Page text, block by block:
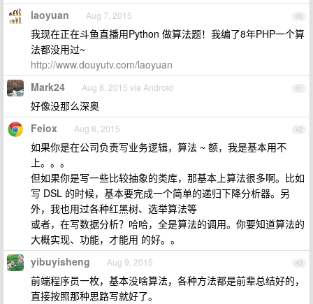
40
laoyuan Aug 7, 2015
我现在正在斗鱼直播用Python 做算法题！我编了8年PHP一个算
法都没用过~
http://www.douyutv.com/laoyuan
41
Mark24 Aug 8, 2015 via Android
好像没那么深奥
42
Feiox Aug 8, 2015
如果你是在公司负责写业务逻辑，算法 ~ 额，我是基本用不
上。。。
但如果你是写一些比较抽象的类库，那基本上算法很多啊。比如
写 DSL 的时候，基本要完成一个简单的递归下降分析器。另
外，我也用过各种红黑树、选举算法等
或者，在写数据分析？哈哈，全是算法的调用。你要知道算法的
大概实现、功能，才能用 的好。。
43
yibuyisheng Aug 9, 2015
前端程序员一枚，基本没啥算法，各种方法都是前辈总结好的，
直接按照那种思路写就好了。